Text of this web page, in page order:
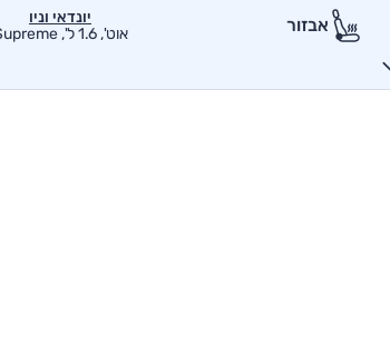
אבזור
יונדאי וניו
אוט', 1.6 ל', Supreme